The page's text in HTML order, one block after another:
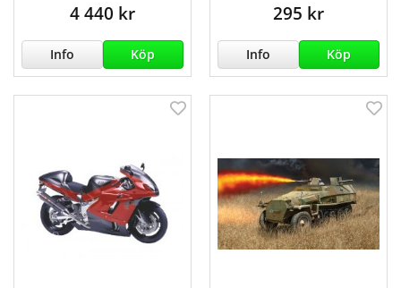
4 440 kr
Info Köp
295 kr
Info Köp